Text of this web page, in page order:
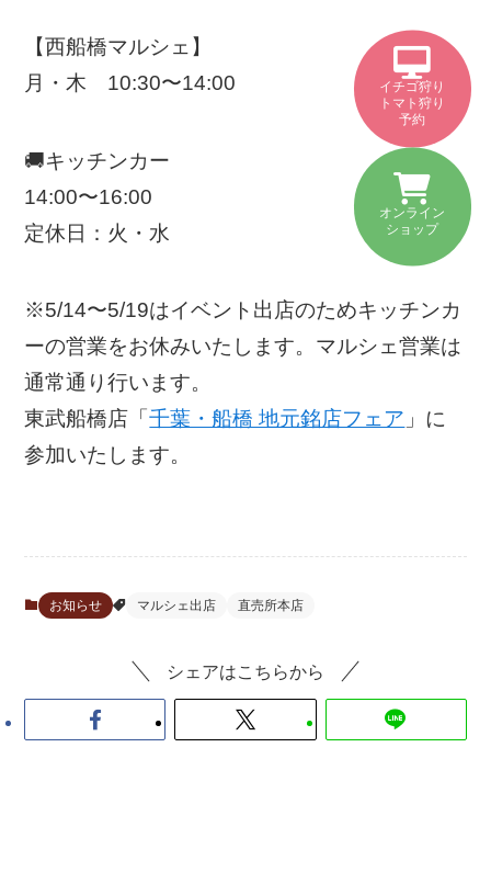
イチゴ狩り
トマト狩り
予約
オンライン
ショップ
【西船橋マルシェ】
月・木 10:30〜14:00
🚚キッチンカー
14:00〜16:00
定休日：火・水
※5/14〜5/19はイベント出店のためキッチンカ
ーの営業をお休みいたします。マルシェ営業は
通常通り行います。
東武船橋店「千葉・船橋 地元銘店フェア 」に
参加いたします。
お知らせ マルシェ出店 直売所本店
シェアはこちらから